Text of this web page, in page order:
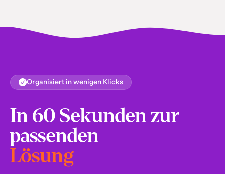
Organisiert in wenigen Klicks
In 60 Sekunden zur
passenden
Lösung